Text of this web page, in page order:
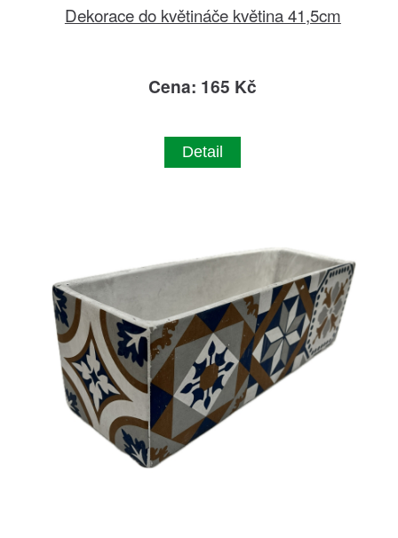
Dekorace do květináče květina 41,5cm
Cena: 165 Kč
Detail